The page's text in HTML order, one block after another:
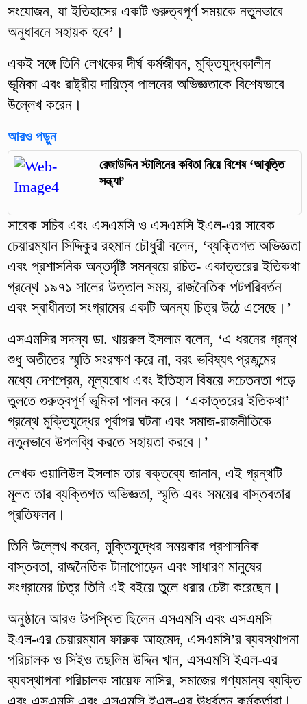
সংযোজন, যা ইতিহাসের একটি গুরুত্বপূর্ণ সময়কে নতুনভাবে
অনুধাবনে সহায়ক হবে’।
একই সঙ্গে তিনি লেখকের দীর্ঘ কর্মজীবন, মুক্তিযুদ্ধকালীন
ভূমিকা এবং রাষ্ট্রীয় দায়িত্ব পালনের অভিজ্ঞতাকে বিশেষভাবে
উল্লেখ করেন।
আরও পড়ুন
রেজাউদ্দিন স্টালিনের কবিতা নিয়ে বিশেষ ‘আবৃত্তি
সন্ধ্যা’
সাবেক সচিব এবং এসএমসি ও এসএমসি ইএল-এর সাবেক
চেয়ারম্যান সিদ্দিকুর রহমান চৌধুরী বলেন, ‘ব্যক্তিগত অভিজ্ঞতা
এবং প্রশাসনিক অন্তর্দৃষ্টি সমন্বয়ে রচিত- একাত্তরের ইতিকথা
গ্রন্থে ১৯৭১ সালের উত্তাল সময়, রাজনৈতিক পটপরিবর্তন
এবং স্বাধীনতা সংগ্রামের একটি অনন্য চিত্র উঠে এসেছে।’
এসএমসির সদস্য ডা. খায়রুল ইসলাম বলেন, ‘এ ধরনের গ্রন্থ
শুধু অতীতের স্মৃতি সংরক্ষণ করে না, বরং ভবিষ্যৎ প্রজন্মের
মধ্যে দেশপ্রেম, মূল্যবোধ এবং ইতিহাস বিষয়ে সচেতনতা গড়ে
তুলতে গুরুত্বপূর্ণ ভূমিকা পালন করে। ‘একাত্তরের ইতিকথা’
গ্রন্থে মুক্তিযুদ্ধের পূর্বাপর ঘটনা এবং সমাজ-রাজনীতিকে
নতুনভাবে উপলব্ধি করতে সহায়তা করবে।’
লেখক ওয়ালিউল ইসলাম তার বক্তব্যে জানান, এই গ্রন্থটি
মূলত তার ব্যক্তিগত অভিজ্ঞতা, স্মৃতি এবং সময়ের বাস্তবতার
প্রতিফলন।
তিনি উল্লেখ করেন, মুক্তিযুদ্ধের সময়কার প্রশাসনিক
বাস্তবতা, রাজনৈতিক টানাপোড়েন এবং সাধারণ মানুষের
সংগ্রামের চিত্র তিনি এই বইয়ে তুলে ধরার চেষ্টা করেছেন।
অনুষ্ঠানে আরও উপস্থিত ছিলেন এসএমসি এবং এসএমসি
ইএল-এর চেয়ারম্যান ফারুক আহমেদ, এসএমসি’র ব্যবস্থাপনা
পরিচালক ও সিইও তছলিম উদ্দিন খান, এসএমসি ইএল-এর
ব্যবস্থাপনা পরিচালক সায়েফ নাসির, সমাজের গণ্যমান্য ব্যক্তি